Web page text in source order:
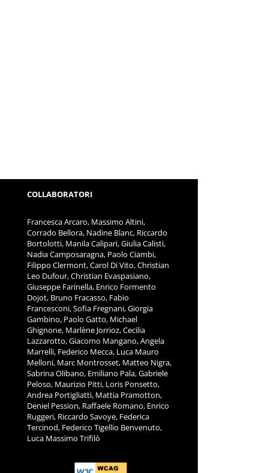
COLLABORATORI
Francesca Arcaro, Massimo Altini,
Corrado Bellora, Nadine Blanc, Riccardo
Bortolotti, Manila Calipari, Giulia Calisti,
Nadia Camposaragna, Paolo Ciambi,
Filippo Clermont, Carol Di Vito, Christian
Leo Dufour, Christian Evaspasiano,
Giuseppe Farinella, Enrico Formento
Dojot, Bruno Fracasso, Fabio
Francesconi, Sofia Fregnani, Giorgia
Gambino, Paolo Gatto, Michael
Ghignone, Marlène Jorrioz, Cecilia
Lazzarotto, Giacomo Mangano, Angela
Marrelli, Federico Mecca, Luca Mauro
Melloni, Marc Montrosset, Matteo Nigra,
Sabrina Olibano, Emiliano Pala, Gabriele
Peloso, Maurizio Pitti, Loris Ponsetto,
Andrea Portigliatti, Mattia Pramotton,
Deniel Pession, Raffaele Romano, Enrico
Ruggeri, Riccardo Savoye, Federica
Tercinod, Federico Tigellio Benvenuto,
Luca Massimo Trifilò